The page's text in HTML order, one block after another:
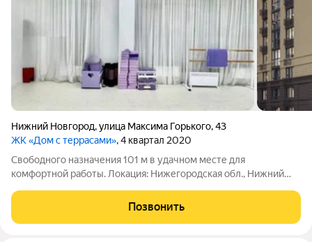
Нижний Новгород,улица Максима Горького,43
ЖК «Дом с террасами», 4 квартал 2020
Свободного назначения 101 м в удачном месте для
комфортной работы. Локация: Нижегородская обл., Нижний
этот вариант вам не
Позвонить